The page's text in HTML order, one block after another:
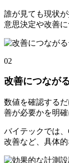
誰が見ても現状
意思決定や改善に
02
改善につなが
数値を確認する
善が必要かを明確
バイテックでは
改善など、具体